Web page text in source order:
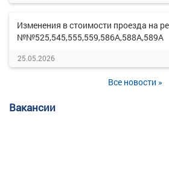
Изменения в стоимости проезда на
№№525,545,555,559,586А,588А,589А
25.05.2026
Все новости »
Вакансии